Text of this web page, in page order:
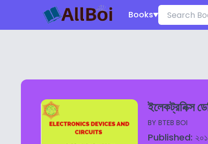
Books
ইলেকট্রনিক্স
BY BTEB BOI
Published: